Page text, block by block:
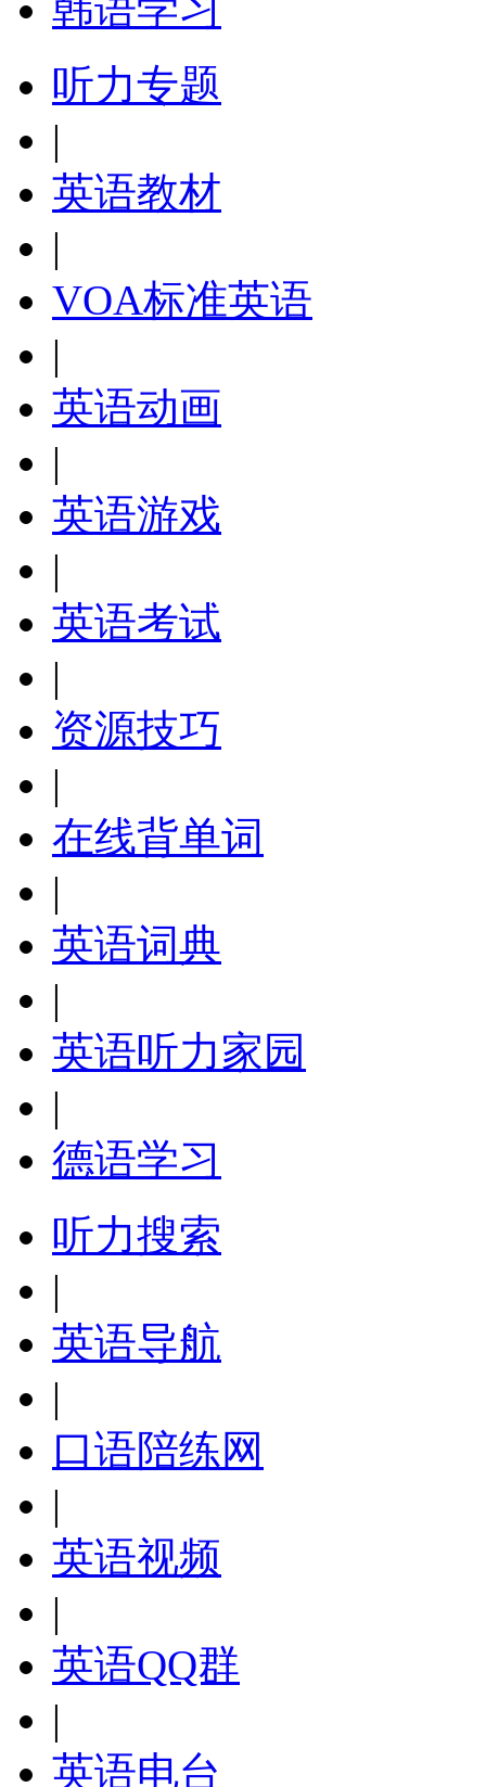
听力专题
|
英语教材
|
VOA标准英语
|
英语动画
|
英语游戏
|
英语考试
|
资源技巧
|
在线背单词
|
英语词典
|
英语听力家园
|
德语学习
听力搜索
|
英语导航
|
口语陪练网
|
英语视频
|
英语QQ群
|
英语电台